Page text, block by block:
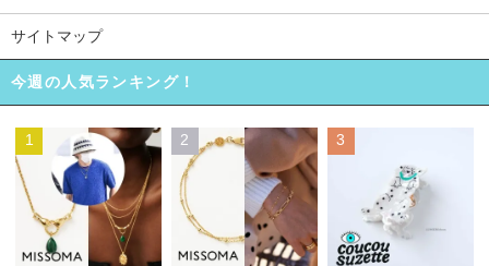
サイトマップ
今週の人気ランキング！
1 2 3